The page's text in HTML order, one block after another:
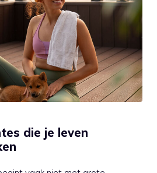
die je leven